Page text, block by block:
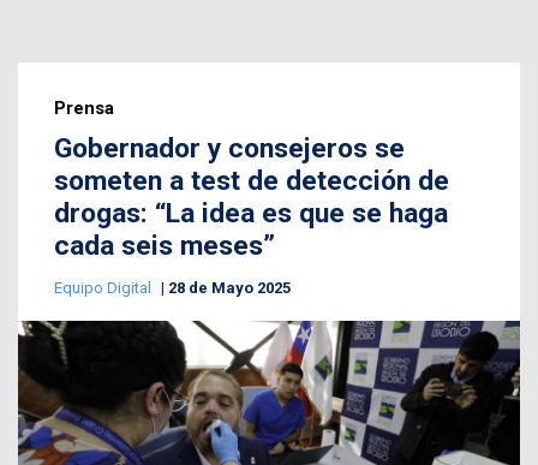
Prensa
Gobernador y consejeros se
someten a test de detección de
drogas: “La idea es que se haga
cada seis meses”
Equipo Digital 28 de Mayo 2025